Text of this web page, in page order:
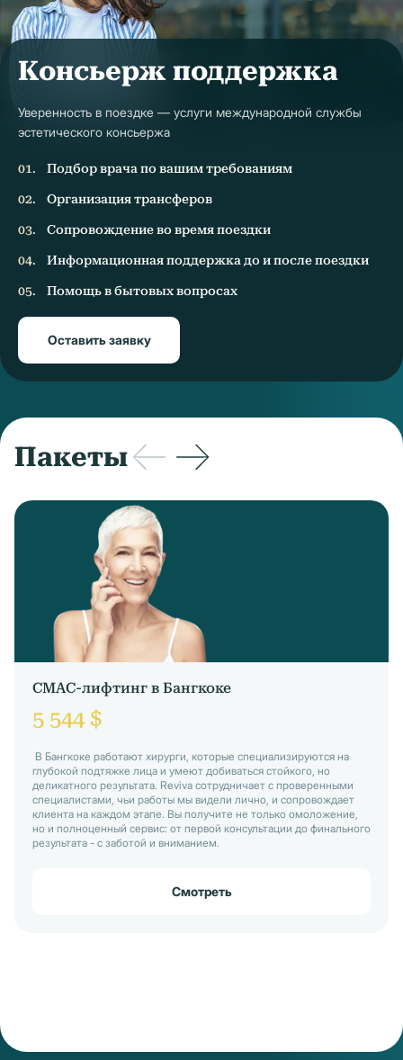
Консьерж поддержка
Уверенность в поездке — услуги международной службы
эстетического консьержа
Подбор врача по вашим требованиям
Организация трансферов
Сопровождение во время поездки
Информационная поддержка до и после поездки
Помощь в бытовых вопросах
Оставить заявку
Пакеты
СМАС-лифтинг в Бангкоке
5 544 $
В Бангкоке работают хирурги, которые специализируются на
глубокой подтяжке лица и умеют добиваться стойкого, но
деликатного результата. Reviva сотрудничает с проверенными
специалистами, чьи работы мы видели лично, и сопровождает
клиента на каждом этапе. Вы получите не только омоложение,
но и полноценный сервис: от первой консультации до финального
результата - с заботой и вниманием.
Смотреть